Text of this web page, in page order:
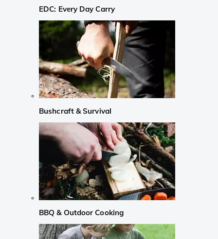
EDC: Every Day Carry
Bushcraft & Survival
BBQ & Outdoor Cooking